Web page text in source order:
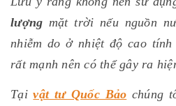
lượng mặt trời nếu nguồn
nhiễm do ở nhiệt độ cao
rất mạnh nên có thể gây ra
Tạivật tư Quốc Bảo chúng